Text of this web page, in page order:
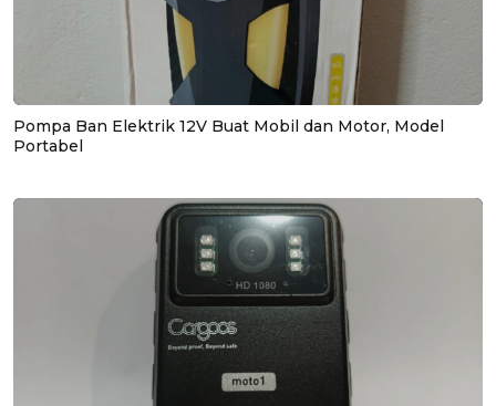
Pompa Ban Elektrik 12V Buat Mobil dan Motor, Model
Portabel